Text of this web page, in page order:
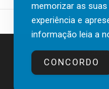
memorizar as
experiência e
informação leia a
CONCORDO